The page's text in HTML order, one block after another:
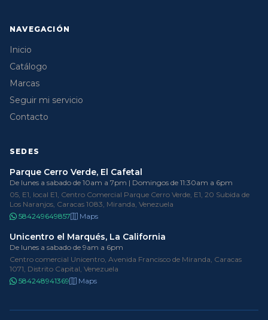
NAVEGACIÓN
Inicio
Catálogo
Marcas
Seguir mi servicio
Contacto
SEDES
Parque Cerro Verde, El Cafetal
De lunes a sabado de 10am a 7pm | Domingos de 11:30am a 6pm
05, E1, local E1, Centro Comercial Parque Cerro Verde, E1, 20 Subida de
Los Naranjos, Caracas 1083, Miranda, Venezuela
584249649857
Maps
Unicentro el Marqués, La California
De lunes a sabado de 9am a 6pm
Centro comercial Unicentro, Avenida Francisco de Miranda, Caracas
1071, Distrito Capital, Venezuela
584248941369
Maps